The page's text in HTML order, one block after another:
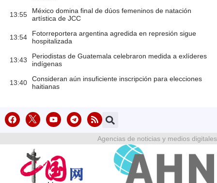
13:55
México domina final de dúos femeninos de natación
artística de JCC
13:54
Fotorreportera argentina agredida en represión sigue
hospitalizada
13:43
Periodistas de Guatemala celebraron medida a exlíderes
indígenas
13:40
Consideran aún insuficiente inscripción para elecciones
haitianas
Agencias de noticias y medios digitales